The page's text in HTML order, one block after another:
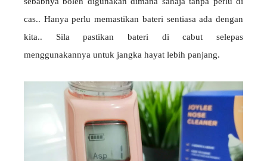
cas.. Hanya perlu memastikan bateri sentiasa ada dengan
kita.. Sila pastikan bateri di cabut selepas
menggunakannya untuk jangka hayat lebih panjang.